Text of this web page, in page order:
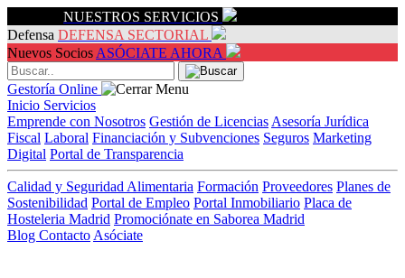
NUESTROS SERVICIOS
Defensa DEFENSA SECTORIAL
Nuevos Socios ASÓCIATE AHORA
Gestoría Online
Inicio Servicios
Emprende con Nosotros Gestión de Licencias Asesoría Jurídica
Fiscal Laboral Financiación y Subvenciones Seguros Marketing
Digital Portal de Transparencia
Calidad y Seguridad Alimentaria Formación Proveedores Planes de
Sostenibilidad Portal de Empleo Portal Inmobiliario Placa de
Hosteleria Madrid Promociónate en Saborea Madrid
Blog Contacto Asóciate